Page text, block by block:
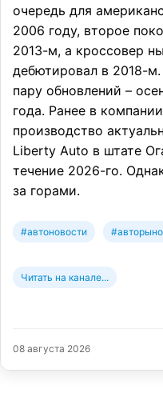
очередь для
2006 году, второе
2013-м, а кроссовер
дебютировал в 2018-
пару обновлений –
года. Ранее в
производство
Liberty Auto в штате
течение 2026-го.
за горами.
#автоновости
Читать на канале...
08 августа 2026